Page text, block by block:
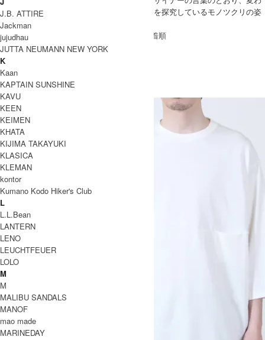
らないもの、変えてゆくもの、常に良いものを探究しているモノツクリの姿
勢が、形となって表れています。
[ 並び順を変更 ] -
新着順
全 [2] 商品中 [1-2] を表示
1
EEL
イール
J.B. ATTIRE
Jackman
jujudhau
JUTTA NEUMANN NEW YORK
K
Kaan
KAPTAIN SUNSHINE
KAVU
KEEN
KEIMEN
KHATA
KIJIMA TAKAYUKI
KLASICA
KLEMAN
kontor
Kumano Kodo Hiker's Club
L
L.L.Bean
LANTERN
LENO
LEUCHTFEUER
LOLO
M
M
MALIBU SANDALS
MANOF
mao made
MARINEDAY